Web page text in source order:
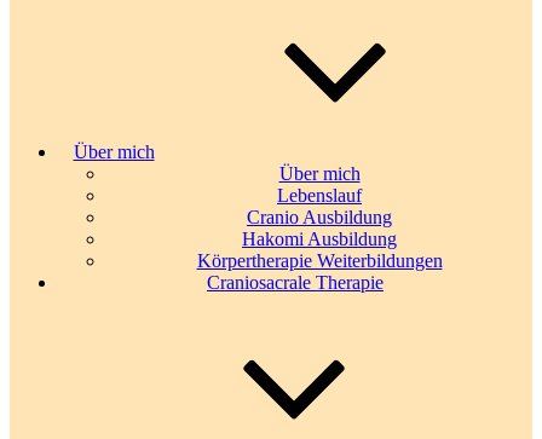
Über mich
Über mich
Lebenslauf
Cranio Ausbildung
Hakomi Ausbildung
Körpertherapie Weiterbildungen
Craniosacrale Therapie